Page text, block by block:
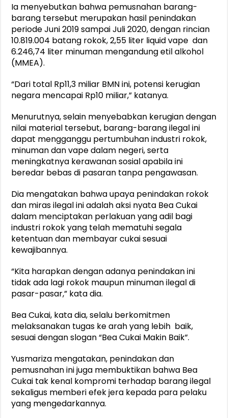
Ia menyebutkan bahwa pemusnahan barang-
barang tersebut merupakan hasil penindakan
periode Juni 2019 sampai Juli 2020, dengan rincian
10.819.004 batang rokok, 2,55 liter liquid vape dan
6.246,74 liter minuman mengandung etil alkohol
(MMEA).
“Dari total Rp11,3 miliar BMN ini, potensi kerugian
negara mencapai Rp10 miliar,” katanya.
Menurutnya, selain menyebabkan kerugian dengan
nilai material tersebut, barang-barang ilegal ini
dapat mengganggu pertumbuhan industri rokok,
minuman dan vape dalam negeri, serta
meningkatnya kerawanan sosial apabila ini
beredar bebas di pasaran tanpa pengawasan.
Dia mengatakan bahwa upaya penindakan rokok
dan miras ilegal ini adalah aksi nyata Bea Cukai
dalam menciptakan perlakuan yang adil bagi
industri rokok yang telah mematuhi segala
ketentuan dan membayar cukai sesuai
kewajibannya.
“Kita harapkan dengan adanya penindakan ini
tidak ada lagi rokok maupun minuman ilegal di
pasar-pasar,” kata dia.
Bea Cukai, kata dia, selalu berkomitmen
melaksanakan tugas ke arah yang lebih baik,
sesuai dengan slogan “Bea Cukai Makin Baik”.
Yusmariza mengatakan, penindakan dan
pemusnahan ini juga membuktikan bahwa Bea
Cukai tak kenal kompromi terhadap barang ilegal
sekaligus memberi efek jera kepada para pelaku
yang mengedarkannya.